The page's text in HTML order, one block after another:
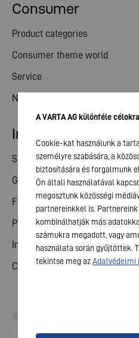
Consumer
Product categories
Consumer theme world
Service
News
Investor relations
Share
General meeting
Financial calendar
Publications
Investor contact
Corporate governance
© 2026 VARTA AG. All rights
A VARTA AG különféle
Cookie-kat használunk a
személyre szabására, a
biztosítására és forgalmunk
Ön általi használatával
megosztunk közösségi
partnereinkkel is.
kombinálhatják más
számukra megadott, vagy
használata során gyűjtöttek.
tekintse meg azAdatvédelmi